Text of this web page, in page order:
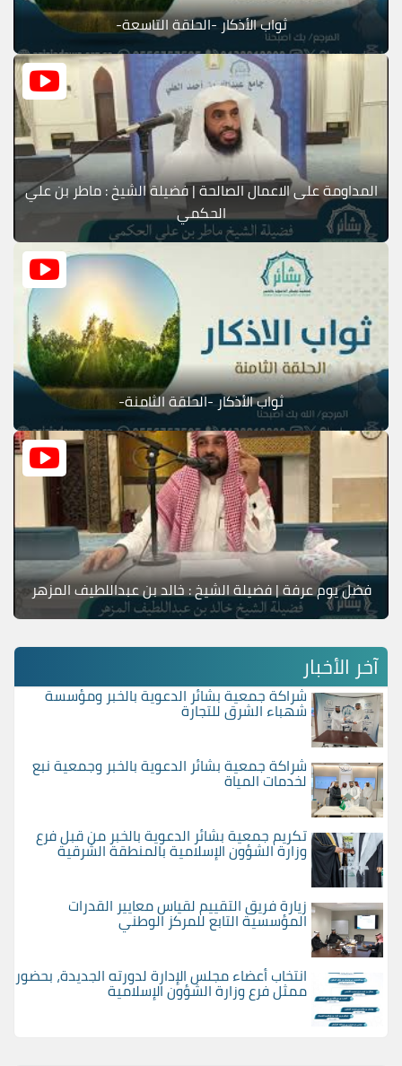
ثواب الأذكار -الحلقة التاسعة-
المداومة على الاعمال الصالحة | فضيلة الشيخ : ماطر بن علي
الحكمي
ثواب الأذكار -الحلقة الثامنة-
فضل يوم عرفة | فضيلة الشيخ : خالد بن عبداللطيف المزهر
آخر الأخبار
شراكة جمعية بشائر الدعوية بالخبر ومؤسسة
شهباء الشرق للتجارة
شراكة جمعية بشائر الدعوية بالخبر وجمعية نبع
لخدمات المياة
تكريم جمعية بشائر الدعوية بالخبر من قبل فرع
وزارة الشؤون الإسلامية بالمنطقة الشرقية
زيارة فريق التقييم لقياس معايير القدرات
المؤسسية التابع للمركز الوطني
انتخاب أعضاء مجلس الإدارة لدورته الجديدة، بحضور
ممثل فرع وزارة الشؤون الإسلامية